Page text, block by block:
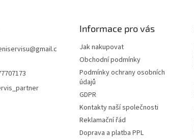
@gmail.c
Informace pro vás
Jak nakupovat
Obchodní podmínky
Podmínky ochrany osobních
údajů
GDPR
Kontakty naší společnosti
Reklamační řád
Doprava a platba PPL